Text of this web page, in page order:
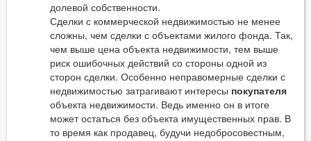
долевой собственности.
Сделки с коммерческой недвижимостью не менее
сложны, чем сделки с объектами жилого фонда. Так,
чем выше цена объекта недвижимости, тем выше
риск ошибочных действий со стороны одной из
сторон сделки. Особенно неправомерные сделки с
недвижимостью затрагивают интересы покупателя
объекта недвижимости. Ведь именно он в итоге
может остаться без объекта имущественных прав. В
то время как продавец, будучи недобросовестным,